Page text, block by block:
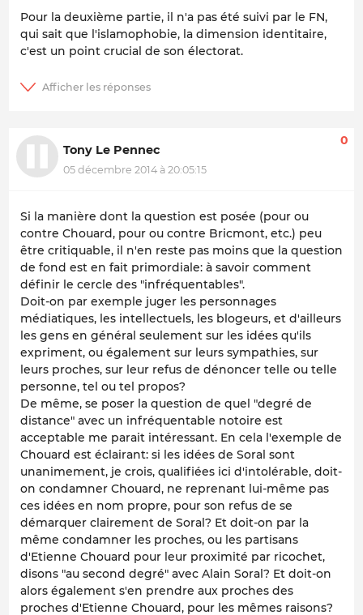
Pour la deuxième partie, il n'a pas été suivi par le FN,
qui sait que l'islamophobie, la dimension identitaire,
c'est un point crucial de son électorat.
Tony Le Pennec
05 décembre 2014 à 20:05:15
0
Si la manière dont la question est posée (pour ou
contre Chouard, pour ou contre Bricmont, etc.) peu
être critiquable, il n'en reste pas moins que la question
de fond est en fait primordiale: à savoir comment
définir le cercle des "infréquentables".
Doit-on par exemple juger les personnages
médiatiques, les intellectuels, les blogeurs, et d'ailleurs
les gens en général seulement sur les idées qu'ils
expriment, ou également sur leurs sympathies, sur
leurs proches, sur leur refus de dénoncer telle ou telle
personne, tel ou tel propos?
De même, se poser la question de quel "degré de
distance" avec un infréquentable notoire est
acceptable me parait intéressant. En cela l'exemple de
Chouard est éclairant: si les idées de Soral sont
unanimement, je crois, qualifiées ici d'intolérable, doit-
on condamner Chouard, ne reprenant lui-même pas
ces idées en nom propre, pour son refus de se
démarquer clairement de Soral? Et doit-on par la
même condamner les proches, ou les partisans
d'Etienne Chouard pour leur proximité par ricochet,
disons "au second degré" avec Alain Soral? Et doit-on
alors également s'en prendre aux proches des
proches d'Etienne Chouard, pour les mêmes raisons?